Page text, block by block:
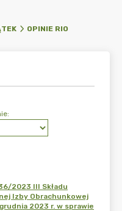
OPINIE RIO
2023 III Składu
Izby Obrachunkowej
2023 r. w sprawie